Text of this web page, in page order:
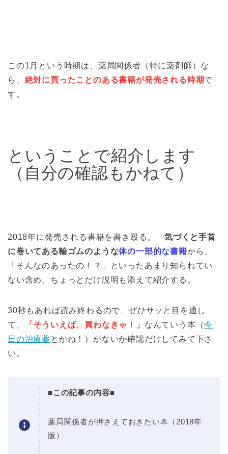
この1月という時期は、薬局関係者（特に薬剤師）な
ら、 絶対に買ったことのある書籍が発売される時期で
す。
ということで紹介します
（自分の確認もかねて）
2018年に発売される書籍を書き殴る。 気づくと手首
に巻いてある輪ゴムのような体の一部的な書籍から、
「そんなのあったの！？」といったあまり知られてい
ない含め、ちょっとだけ説明も添えて紹介する。
30秒もあれば読み終わるので、ぜひサッと目を通し
て、
「そういえば、買わなきゃ！」 なんていう本（今
日の治療薬とかね！）がないか確認だけしてみて下さ
い。
■この記事の内容■
薬局関係者が押さえておきたい本（2018年
版）